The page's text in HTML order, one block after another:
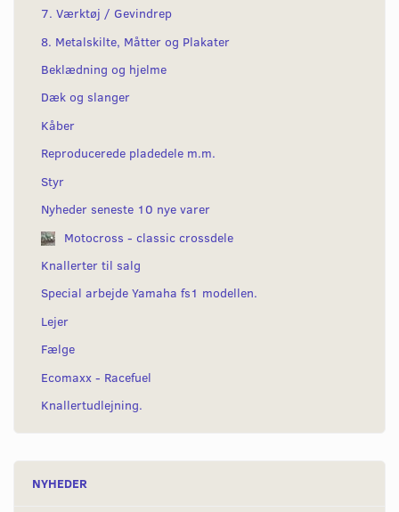
7. Værktøj / Gevindrep
8. Metalskilte, Måtter og Plakater
Beklædning og hjelme
Dæk og slanger
Kåber
Reproducerede pladedele m.m.
Styr
Nyheder seneste 10 nye varer
Motocross - classic crossdele
Knallerter til salg
Special arbejde Yamaha fs1 modellen.
Lejer
Fælge
Ecomaxx - Racefuel
Knallertudlejning.
NYHEDER